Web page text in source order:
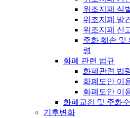
위조지폐 식
위조지폐 발
위조지폐 신
주화 훼손 및
령
화폐 관련 법규
화폐관련 법
화폐도안 이
화폐도안 이
화폐교환 및 주화
기후변화